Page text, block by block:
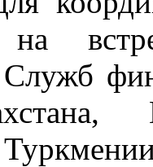
на
Служб